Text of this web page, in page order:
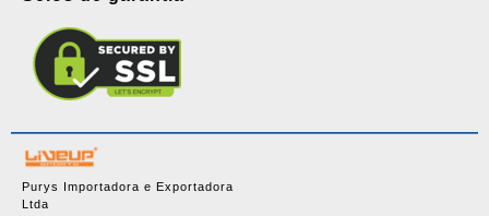
Purys Importadora e Exportadora
Ltda